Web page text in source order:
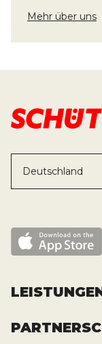
Mehr über uns
Deutschland
Baustoffe kaufen